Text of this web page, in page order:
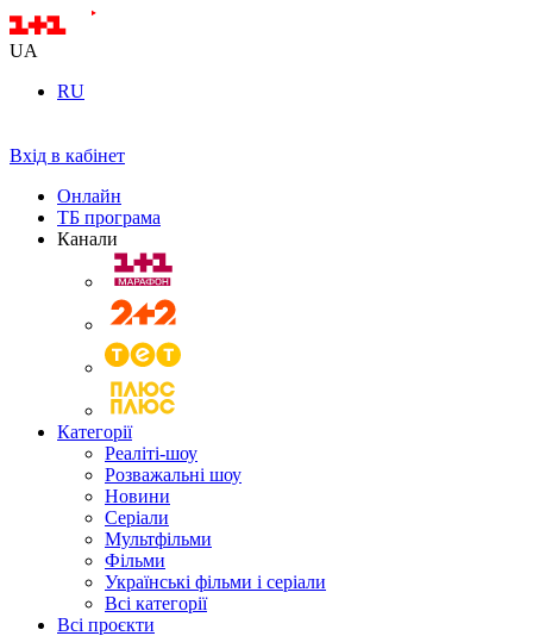
UA
RU
Вхід в кабінет
Онлайн
ТБ програма
Канали
Категорії
Реаліті-шоу
Розважальні шоу
Новини
Серіали
Мультфільми
Фільми
Українські фільми і серіали
Всі категорії
Всі проєкти